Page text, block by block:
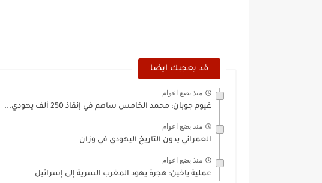
قد يعجبك ايضا
منذ بضع اعوام
غيوم جوبان: محمد الخامس ساهم في إنقاذ 250 ألف يهودي...
منذ بضع اعوام
العمراني يدون التاريخ اليهودي في وزان
منذ بضع اعوام
عملية ياخين: هجرة يهود المغرب السرية إلى إسرائيل